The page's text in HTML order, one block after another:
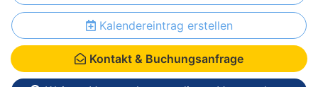
Kalendereintrag erstellen
Kontakt & Buchungsanfrage